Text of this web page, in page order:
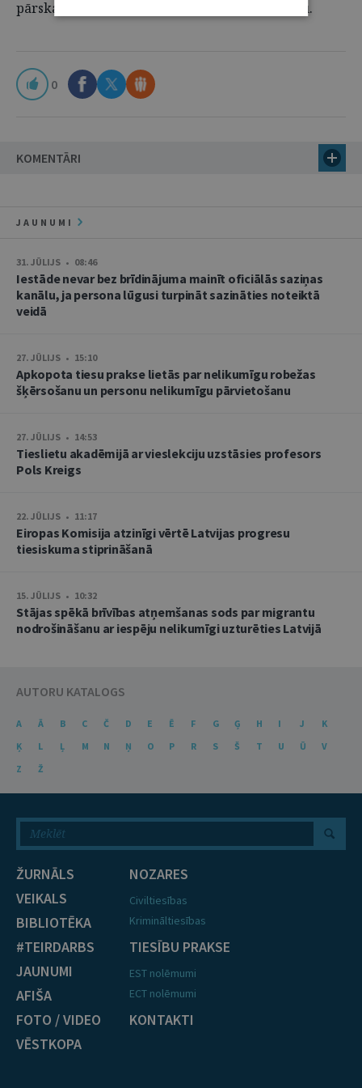
pārskatāmības un tiesiskās paļāvības standartu.
0
KOMENTĀRI
JAUNUMI
31. JŪLIJS • 08:46
Iestāde nevar bez brīdinājuma mainīt oficiālās saziņas
kanālu, ja persona lūgusi turpināt sazināties noteiktā
veidā
27. JŪLIJS • 15:10
Apkopota tiesu prakse lietās par nelikumīgu robežas
šķērsošanu un personu nelikumīgu pārvietošanu
27. JŪLIJS • 14:53
Tieslietu akadēmijā ar vieslekciju uzstāsies profesors
Pols Kreigs
22. JŪLIJS • 11:17
Eiropas Komisija atzinīgi vērtē Latvijas progresu
tiesiskuma stiprināšanā
15. JŪLIJS • 10:32
Stājas spēkā brīvības atņemšanas sods par migrantu
nodrošināšanu ar iespēju nelikumīgi uzturēties Latvijā
AUTORU KATALOGS
A Ā B C Č D E Ē F G Ģ H I J
K
Ķ
L Ļ M N Ņ O P R S Š T U Ū
V
Z
Ž
ŽURNĀLS
VEIKALS
BIBLIOTĒKA
#TEIRDARBS
JAUNUMI
AFIŠA
FOTO / VIDEO
VĒSTKOPA
NOZARES
Civiltiesības
Krimināltiesības
TIESĪBU PRAKSE
EST nolēmumi
ECT nolēmumi
KONTAKTI